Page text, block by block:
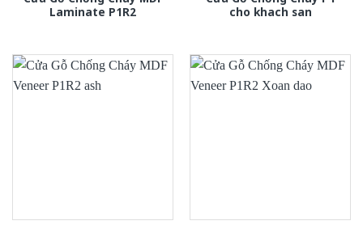
Laminate P1R2
cho khach san